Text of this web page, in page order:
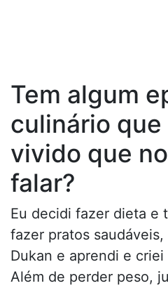
Tem algum
culinário que
vivido que
falar?
Eu decidi fazer dieta e
fazer pratos
Dukan e aprendi e
Além de perder peso,